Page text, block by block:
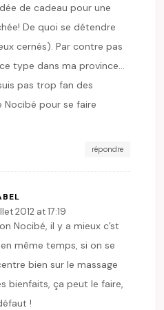
de cadeau pour une
De quoi se détendre
cernés). Par contre pas
type dans ma province…
pas trop fan des
pour se faire
répondre
2012 at 17:19
Nocibé, il y a mieux c’st
même temps, si on se
bien sur le massage
bienfaits, ça peut le faire,
!